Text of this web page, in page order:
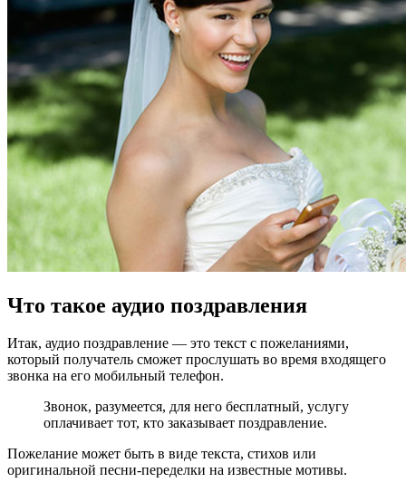
Что такое аудио поздравления
Итак, аудио поздравление — это текст с пожеланиями,
который получатель сможет прослушать во время входящего
звонка на его мобильный телефон.
Звонок, разумеется, для него бесплатный, услугу
оплачивает тот, кто заказывает поздравление.
Пожелание может быть в виде текста, стихов или
оригинальной песни-переделки на известные мотивы.